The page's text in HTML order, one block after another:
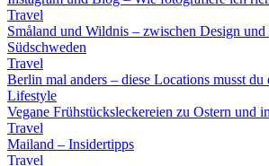
Travel
Småland und Wildnis – zwischen Design
Südschweden
Travel
Berlin mal anders – diese Locations musst du
Lifestyle
Vegane Frühstücksleckereien zu Ostern und
Travel
Mailand – Insidertipps
Travel